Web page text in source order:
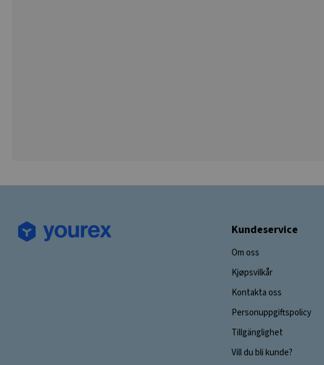
Kundeservice
Om oss
Kjøpsvilkår
Kontakta oss
Personuppgiftspolicy
Tillgänglighet
Vill du bli kunde?